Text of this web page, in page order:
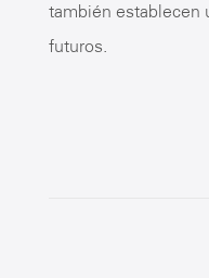
también establecen
futuros.